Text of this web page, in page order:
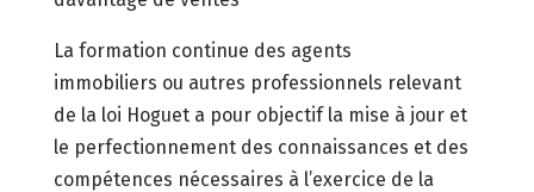
La formation continue des agents
immobiliers ou autres professionnels relevant
de la loi Hoguet a pour objectif la mise à jour et
le perfectionnement des connaissances et des
compétences nécessaires à l’exercice de la